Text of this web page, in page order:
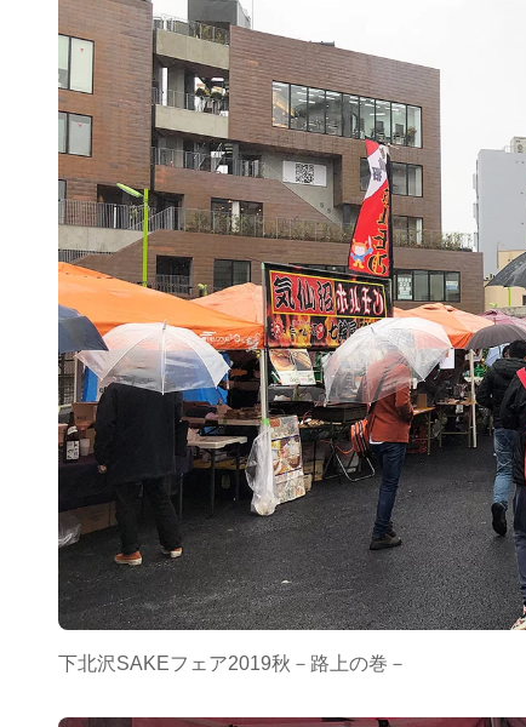
下北沢SAKEフェア2019秋－路上の巻－